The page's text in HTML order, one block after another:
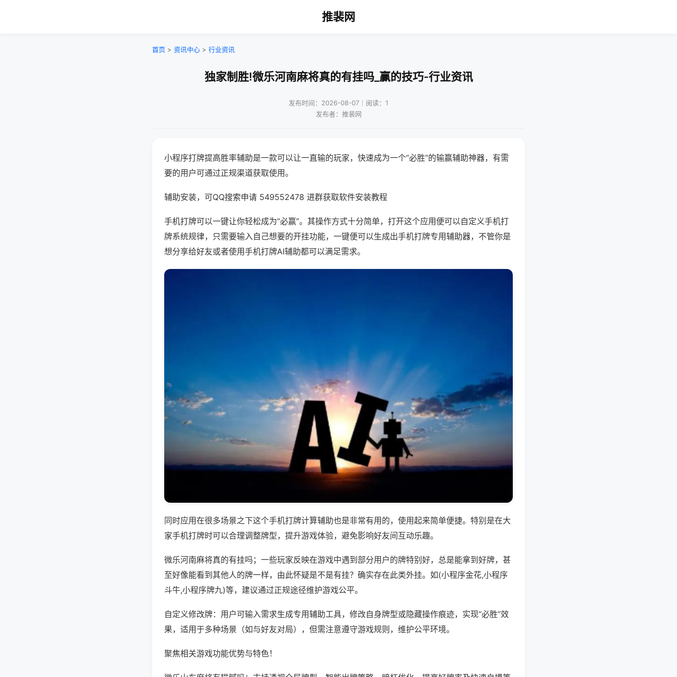
推裴网
首页 > 资讯中心 > 行业资讯
独家制胜!微乐河南麻将真的有挂吗_赢的技巧-行业资讯
发布时间：2026-08-07｜阅读：1
发布者：推裴网
小程序打牌提高胜率辅助是一款可以让一直输的玩家，快速成为一个“必胜”的输赢辅助神器，有需
要的用户可通过正规渠道获取使用。
辅助安装，可QQ搜索申请 549552478 进群获取软件安装教程
手机打牌可以一键让你轻松成为“必赢”。其操作方式十分简单，打开这个应用便可以自定义手机打
牌系统规律，只需要输入自己想要的开挂功能，一键便可以生成出手机打牌专用辅助器，不管你是
想分享给好友或者使用手机打牌AI辅助都可以满足需求。
同时应用在很多场景之下这个手机打牌计算辅助也是非常有用的，使用起来简单便捷。特别是在大
家手机打牌时可以合理调整牌型，提升游戏体验，避免影响好友间互动乐趣。
微乐河南麻将真的有挂吗；一些玩家反映在游戏中遇到部分用户的牌特别好，总是能拿到好牌，甚
至好像能看到其他人的牌一样，由此怀疑是不是有挂？确实存在此类外挂。如(小程序金花,小程序
斗牛,小程序牌九)等，建议通过正规途径维护游戏公平。
自定义修改牌：用户可输入需求生成专用辅助工具，修改自身牌型或隐藏操作痕迹，实现“必胜”效
果，适用于多种场景（如与好友对局），但需注意遵守游戏规则，维护公平环境。
聚焦相关游戏功能优势与特色！